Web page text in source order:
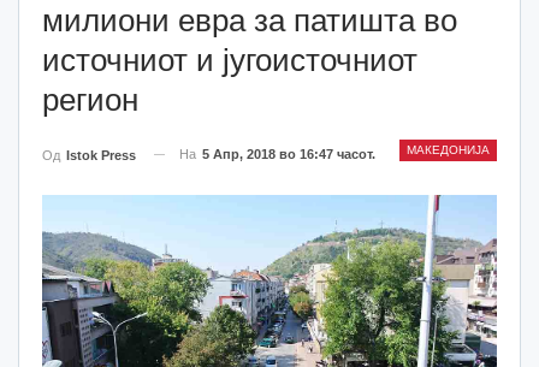
милиони евра за патишта во
источниот и југоисточниот
регион
МАКЕДОНИЈА
Од Istok Press На 5 Апр, 2018 во 16:47 часот.